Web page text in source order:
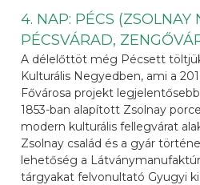
4. NAP: PÉCS (ZSOLNAY
PÉCSVÁRAD,
A délelőttöt még Pécsett
Kulturális Negyedben, ami a
Fővárosa projekt
1853-ban alapított Zsolnay
modern kulturális fellegvárat
Zsolnay család és a gyár
lehetőség a
tárgyakat felvonultató Gyugyi